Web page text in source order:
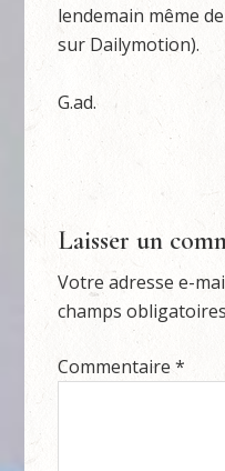
lendemain même
sur Dailymotion).
G.ad.
Laisser un
Votre adresse e-
champs
Commentaire*